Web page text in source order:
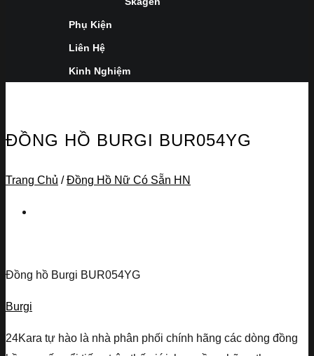
Phụ Kiện
Liên Hệ
Kinh Nghiệm
ĐỒNG HỒ BURGI BUR054YG
Trang Chủ / Đồng Hồ Nữ Có Sẵn HN
Đồng hồ Burgi BUR054YG
Burgi
24Kara tự hào là nhà phân phối chính hãng các dòng đồng